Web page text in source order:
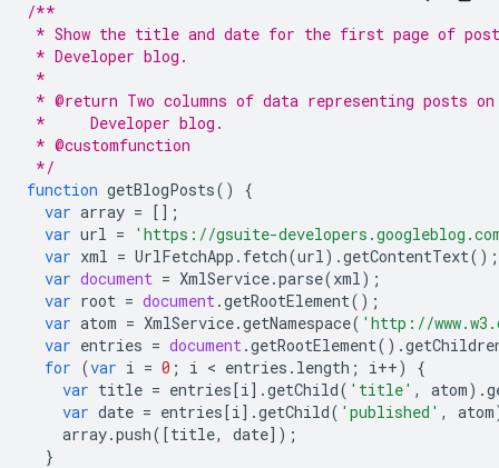
/**
* Show the title and date for the first page of
* Developer blog.
*
* @return Two columns of data representing posts
*     Developer blog.
* @customfunction
*/
function getBlogPosts()
{
var array =
[];
var url =
'https://gsuite-
var xml = UrlFetchApp . fetch(url).getContentText();
var document = XmlService.parse(xml);
var root = document.getRootElement();
var atom = XmlService.getNamespace( 'http://
var entries = document.getRootElement().
for (var i = 0 ; i < entries . length ; i++)
{
var title = entries [i].getChild( 'title' , atom).
var date = entries [i].getChild( 'published' , atom
array.push([title, date]);
}